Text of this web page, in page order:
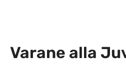
Varane alla